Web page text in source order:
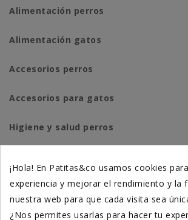
Alimentación perros
Alimentación gatos
Accesorios perros
Accesorios para gatos
Higiene y salud perros
Suplementación natural
Otros
¡Hola! En Patitas&co usamos cookies
experiencia y mejorar el rendimiento y la
nuestra web para que cada visita sea
¿Nos permites usarlas para hacer tu